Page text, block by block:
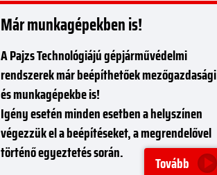
Már munkagépekben is!
A Pajzs Technológiájú gépjárművédelmi
rendszerek már beépíthetőek mezőgazdasági
és munkagépekbe is!
Igény esetén minden esetben a helyszínen
végezzük el a beépítéseket, a megrendelővel
történő egyeztetés során.
Tovább